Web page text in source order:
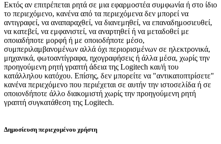
Εκτός αν επιτρέπεται ρητά σε μια εφαρμοστέα συμφωνία ή στο ίδιο
το περιεχόμενο, κανένα από τα περιεχόμενα δεν μπορεί να
αντιγραφεί, να αναπαραχθεί, να διανεμηθεί, να επαναδημοσιευθεί,
να κατεβεί, να εμφανιστεί, να αναρτηθεί ή να μεταδοθεί με
οποιαδήποτε μορφή ή με οποιοδήποτε μέσο,
συμπεριλαμβανομένων αλλά όχι περιορισμένων σε ηλεκτρονικά,
μηχανικά, φωτοαντίγραφα, ηχογραφήσεις ή άλλα μέσα, χωρίς την
προηγούμενη ρητή γραπτή άδεια της Logitech και/ή του
κατάλληλου κατόχου. Επίσης, δεν μπορείτε να "αντικατοπτρίσετε"
κανένα περιεχόμενο που περιέχεται σε αυτήν την ιστοσελίδα ή σε
οποιονδήποτε άλλο διακομιστή χωρίς την προηγούμενη ρητή
γραπτή συγκατάθεση της Logitech.
Δημοσίευση περιεχομένου χρήστη